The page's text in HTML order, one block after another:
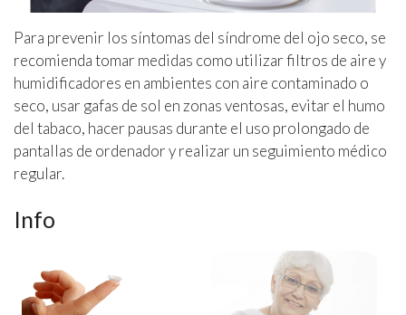
Para prevenir los síntomas del síndrome del ojo seco, se
recomienda tomar medidas como utilizar filtros de aire y
humidificadores en ambientes con aire contaminado o
seco, usar gafas de sol en zonas ventosas, evitar el humo
del tabaco, hacer pausas durante el uso prolongado de
pantallas de ordenador y realizar un seguimiento médico
regular.
Info